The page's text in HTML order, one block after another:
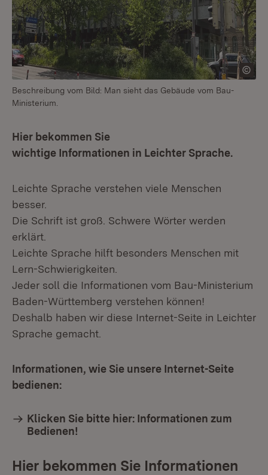
Beschreibung vom Bild: Man sieht das Gebäude vom Bau-
Ministerium.
Hier bekommen Sie
wichtige Informationen in Leichter Sprache.
Leichte Sprache verstehen viele Menschen
besser.
Die Schrift ist groß. Schwere Wörter werden
erklärt.
Leichte Sprache hilft besonders Menschen mit
Lern-Schwierigkeiten.
Jeder soll die Informationen vom Bau-Ministerium
Baden-Württemberg verstehen können!
Deshalb haben wir diese Internet-Seite in Leichter
Sprache gemacht.
Informationen, wie Sie unsere Internet-Seite
bedienen:
Klicken Sie bitte hier: Informationen zum
Bedienen!
Hier bekommen Sie Informationen